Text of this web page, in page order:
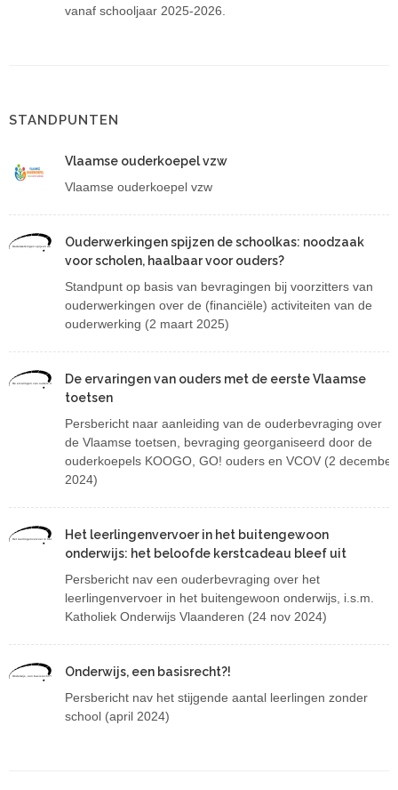
vanaf schooljaar 2025-2026.
STANDPUNTEN
Vlaamse ouderkoepel vzw
Vlaamse ouderkoepel vzw
Ouderwerkingen spijzen de schoolkas: noodzaak voor scholen, haalbaar voor ouders?
Ouderwerkingen spijzen de schoolkas: noodzaak
voor scholen, haalbaar voor ouders?
Standpunt op basis van bevragingen bij voorzitters van
ouderwerkingen over de (financiële) activiteiten van de
ouderwerking (2 maart 2025)
De ervaringen van ouders met de eerste Vlaamse toetsenDe ervaringen van ouders met de eerste Vlaamse
toetsen
Persbericht naar aanleiding van de ouderbevraging over
de Vlaamse toetsen, bevraging georganiseerd door de
ouderkoepels KOOGO, GO! ouders en VCOV (2 december
2024)
Het leerlingenvervoer in het buitengewoon onderwijs: het beloofde kerstcadeau bleef uit
Het leerlingenvervoer in het buitengewoon
onderwijs: het beloofde kerstcadeau bleef uit
Persbericht nav een ouderbevraging over het
leerlingenvervoer in het buitengewoon onderwijs, i.s.m.
Katholiek Onderwijs Vlaanderen (24 nov 2024)
Onderwijs, een basisrecht?!
Onderwijs, een basisrecht?!
Persbericht nav het stijgende aantal leerlingen zonder
school (april 2024)